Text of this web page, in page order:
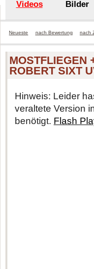
Videos Bilder
Neueste nach Bewertung nach
MOSTFLIEGEN
ROBERT SIXT
Hinweis: Leider
veraltete Version
benötigt. Flash